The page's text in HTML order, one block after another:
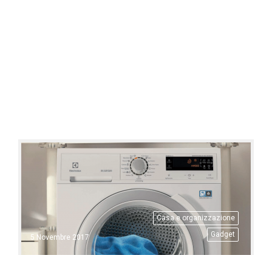
Casa e organizzazione
Gadget
5 Novembre 2017